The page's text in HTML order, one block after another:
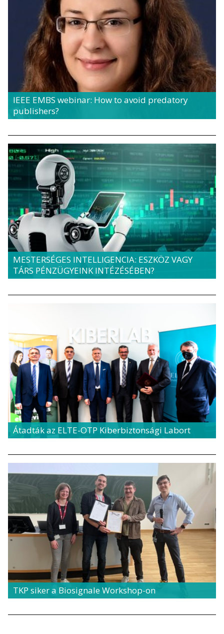
IEEE EMBS webinar: How to avoid predatory
publishers?
MESTERSÉGES INTELLIGENCIA: ESZKÖZ VAGY
TÁRS PÉNZÜGYEINK INTÉZÉSÉBEN?
Átadták az ELTE-OTP Kiberbiztonsági Labort
TKP siker a Biosignale Workshop-on